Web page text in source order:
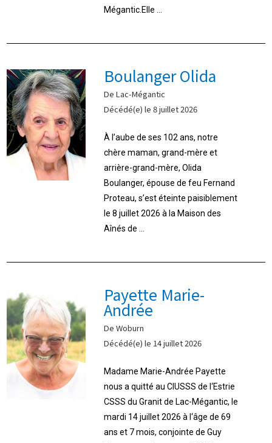
Mégantic.Elle ...
Boulanger Olida
De Lac-Mégantic
Décédé(e) le 8 juillet 2026
À l’aube de ses 102 ans, notre
chère maman, grand-mère et
arrière-grand-mère, Olida
Boulanger, épouse de feu Fernand
Proteau, s’est éteinte paisiblement
le 8 juillet 2026 à la Maison des
Aînés de ...
Payette Marie-
Andrée
De Woburn
Décédé(e) le 14 juillet 2026
Madame Marie-Andrée Payette
nous a quitté au CIUSSS de l‘Estrie
CSSS du Granit de Lac-Mégantic, le
mardi 14 juillet 2026 à l‘âge de 69
ans et 7 mois, conjointe de Guy